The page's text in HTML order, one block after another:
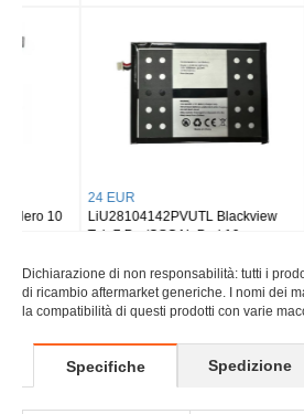
LiU28104142PVUTL Blackview
Tab 7 Pro/OSCAL Pad 10
Dichiarazione di non responsabilità: tutti i
di ricambio aftermarket generiche. I nomi dei
la compatibilità di questi prodotti con varie
Specifiche Spedizione